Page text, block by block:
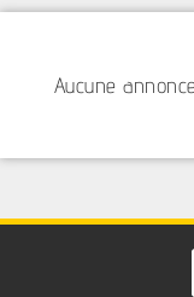
Aucune